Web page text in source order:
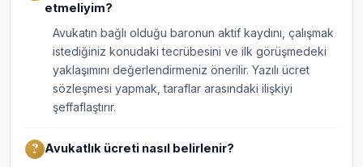
etmeliyim?
Avukatın bağlı olduğu baronun aktif kaydını, çalışmak
istediğiniz konudaki tecrübesini ve ilk görüşmedeki
yaklaşımını değerlendirmeniz önerilir. Yazılı ücret
sözleşmesi yapmak, taraflar arasındaki ilişkiyi
şeffaflaştırır.
Avukatlık ücreti nasıl belirlenir?